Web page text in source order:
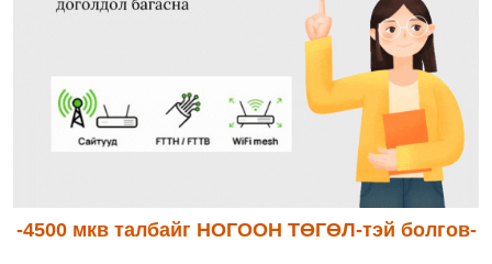
-4500 мкв талбайг НОГООН ТӨГӨЛ-тэй болгов-